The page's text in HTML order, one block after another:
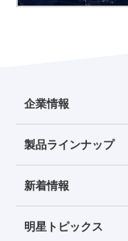
企業情報
製品ラインナップ
新着情報
明星トピックス